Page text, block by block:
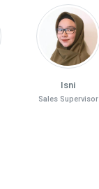
Isni
Sales Supervisor